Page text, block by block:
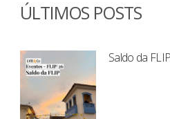
ÚLTIMOS POSTS
Saldo da FLIP